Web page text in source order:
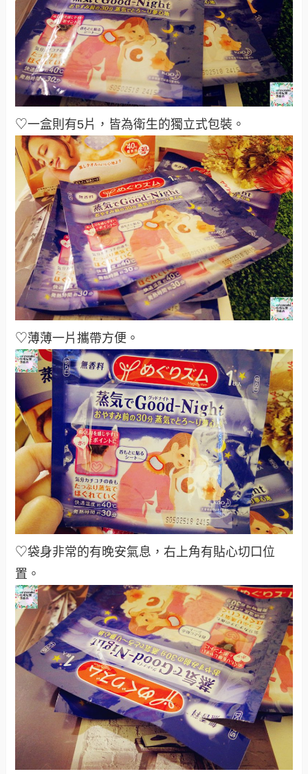
♡一盒則有5片，皆為衛生的獨立式包裝。
♡薄薄一片攜帶方便。
♡袋身非常的有晚安氣息，右上角有貼心切口位
置。